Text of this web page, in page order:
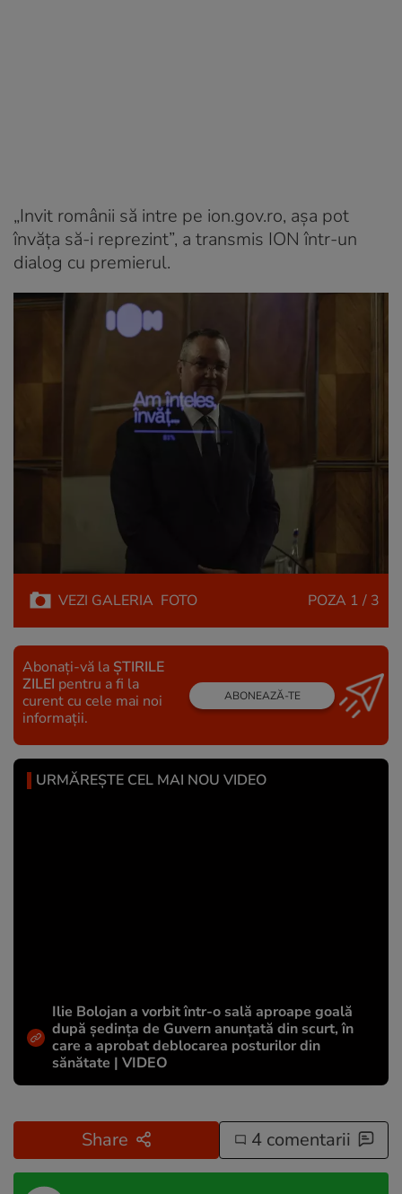
„Invit românii să intre pe ion.gov.ro, așa pot
învăța să-i reprezint”, a transmis ION într-un
dialog cu premierul.
VEZI GALERIA FOTO POZA 1 / 3
Abonați-vă la ȘTIRILE
ZILEI pentru a fi la
curent cu cele mai noi
informații.
ABONEAZĂ-TE
URMĂREȘTE CEL MAI NOU VIDEO
Ilie Bolojan a vorbit într-o sală aproape goală
după ședința de Guvern anunțată din scurt, în
care a aprobat deblocarea posturilor din
sănătate | VIDEO
Share 4 comentarii